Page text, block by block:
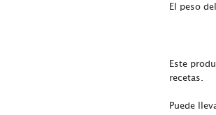
El peso
Este
recetas.
Puede